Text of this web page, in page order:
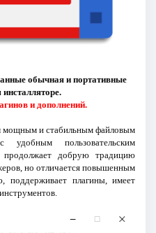
обычная и портативные
и дополнений.
мощным и стабильным файловым
пользовательским
продолжает добрую традицию
но отличается повышенным
поддерживает плагины, имеет